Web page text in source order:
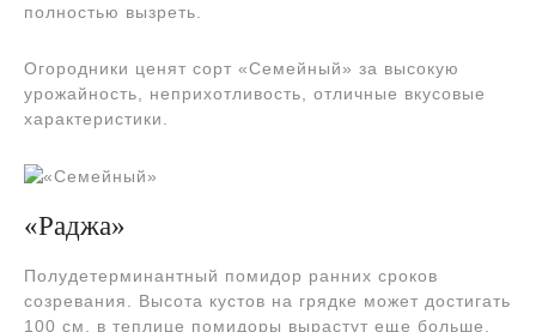
полностью вызреть.
Огородники ценят сорт «Семейный» за высокую
урожайность, неприхотливость, отличные вкусовые
характеристики.
«Раджа»
Полудетерминантный помидор ранних сроков
созревания. Высота кустов на грядке может достигать
100 см, в теплице помидоры вырастут еще больше.